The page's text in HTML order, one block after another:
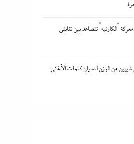
“الكارنيه” تتصاعد بين نقابتى
من الوزن لنسيان كلمات الأغانى